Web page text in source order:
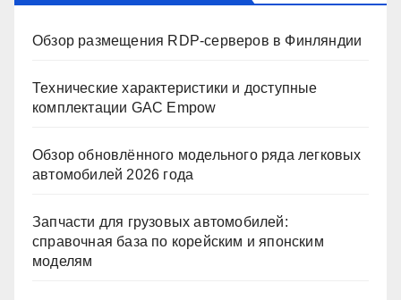
Обзор размещения RDP-серверов в Финляндии
Технические характеристики и доступные
комплектации GAC Empow
Обзор обновлённого модельного ряда легковых
автомобилей 2026 года
Запчасти для грузовых автомобилей:
справочная база по корейским и японским
моделям